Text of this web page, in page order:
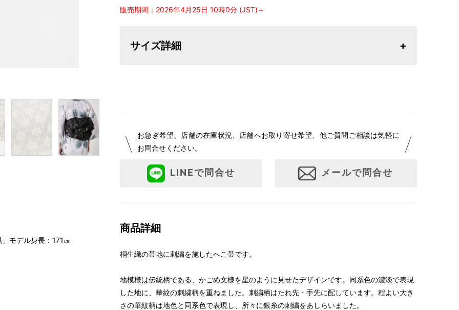
モデル身長：171㎝
販売期間：2026年4月25日 10時0分 (JST)～
サイズ詳細
お急ぎ希望、店舗の在庫状況、店舗へお取り寄せ希望、他ご質問ご相談は気軽に
お問合せください。
LINEで問合せ メールで問合せ
商品詳細
桐生織の帯地に刺繍を施したへこ帯です。
地模様は伝統柄である、かごめ文様を星のように見せたデザインです。同系色の濃淡で表現
した地に、華紋の刺繍柄を重ねました。刺繍柄はたれ先・手先に配しています。程よい大き
さの華紋柄は地色と同系色で表現し、所々に銀糸の刺繍をあしらいました。